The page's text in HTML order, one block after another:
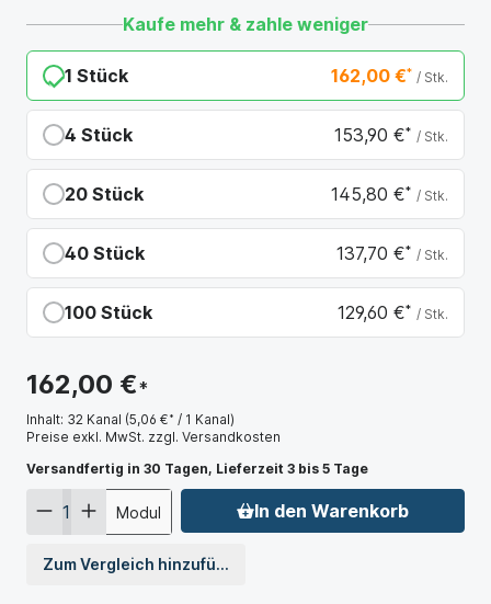
Kaufe mehr & zahle weniger
1 Stück 162,00 €* / Stk.
4 Stück 153,90 €* / Stk.
20 Stück 145,80 €* / Stk.
40 Stück 137,70 €* / Stk.
100 Stück 129,60 €* / Stk.
162,00 €*
Inhalt: 32 Kanal (5,06 € * / 1 Kanal)
Preise exkl. MwSt. zzgl. Versandkosten
Versandfertig in 30 Tagen, Lieferzeit 3 bis 5 Tage
Modul In den Warenkorb
Zum Vergleich hinzufügen